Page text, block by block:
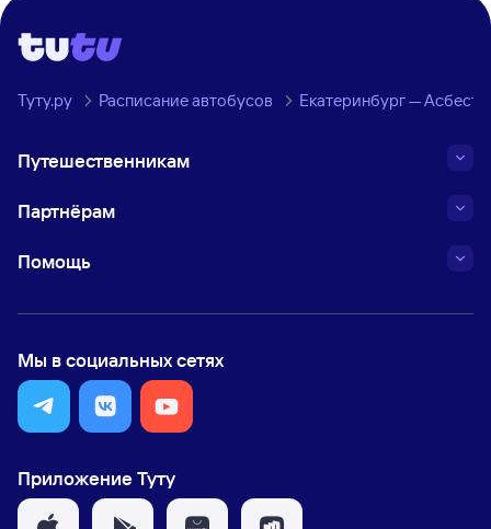
Туту.ру Расписание автобусов Екатеринбург — Асбест,
Путешественникам
Партнёрам
Помощь
Мы в социальных сетях
Приложение Туту